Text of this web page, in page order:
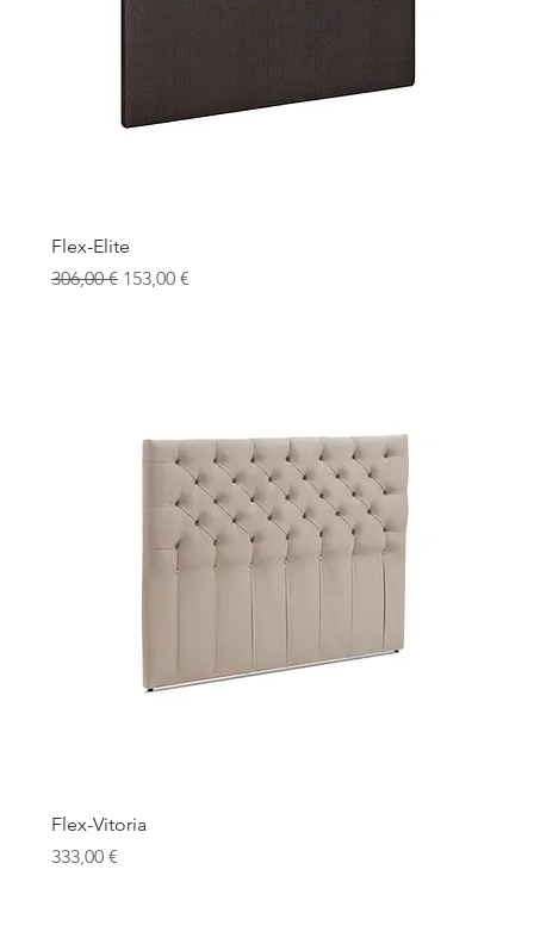
Flex-Elite
Precio
306,00 € Precio de oferta
153,00 €
Flex-Vitoria
Precio
333,00 €